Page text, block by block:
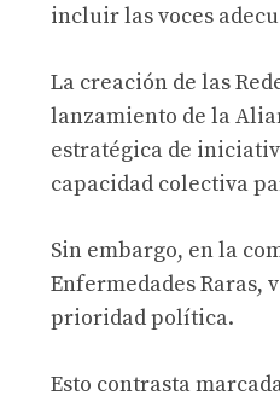
incluir las voces
La creación de las
lanzamiento de la
estratégica de
capacidad colectiva
Sin embargo, en la
Enfermedades Raras,
prioridad política.
Esto contrasta